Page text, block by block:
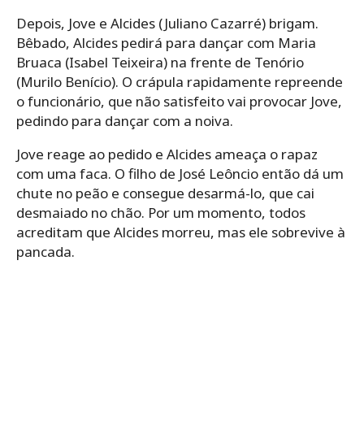
Depois, Jove e Alcides (Juliano Cazarré) brigam.
Bêbado, Alcides pedirá para dançar com Maria
Bruaca (Isabel Teixeira) na frente de Tenório
(Murilo Benício). O crápula rapidamente repreende
o funcionário, que não satisfeito vai provocar Jove,
pedindo para dançar com a noiva.
Jove reage ao pedido e Alcides ameaça o rapaz
com uma faca. O filho de José Leôncio então dá um
chute no peão e consegue desarmá-lo, que cai
desmaiado no chão. Por um momento, todos
acreditam que Alcides morreu, mas ele sobrevive à
pancada.